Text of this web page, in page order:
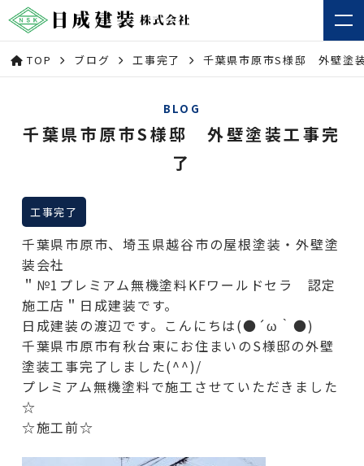
TOP ブログ 工事完了 千葉県市原市S様邸 外壁塗
BLOG
千葉県市原市S様邸 外壁塗装工事完
了
工事完了
千葉県市原市、埼玉県越谷市の屋根塗装・外壁塗
装会社
＂№1プレミアム無機塗料KFワールドセラ 認定
施工店＂日成建装です。
日成建装の渡辺です。こんにちは(●´ω｀●)
千葉県市原市有秋台東にお住まいのS様邸の外壁
塗装工事完了しました(^^)/
プレミアム無機塗料で施工させていただきました
☆
☆施工前☆